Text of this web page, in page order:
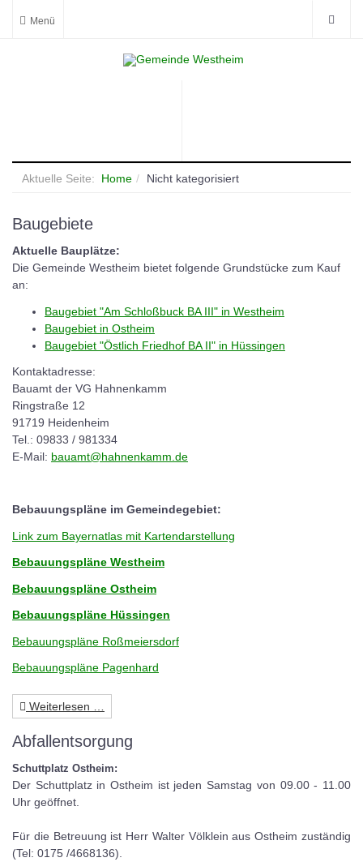
Aktuelle Seite: Home Nicht kategorisiert
Baugebiete
Aktuelle Bauplätze:
Die Gemeinde Westheim bietet folgende Grundstücke zum Kauf
an:
Baugebiet "Am Schloßbuck BA III" in Westheim
Baugebiet in Ostheim
Baugebiet "Östlich Friedhof BA II" in Hüssingen
Kontaktadresse:
Bauamt der VG Hahnenkamm
Ringstraße 12
91719 Heidenheim
Tel.: 09833 / 981334
E-Mail: bauamt@hahnenkamm.de
Bebauungspläne im Gemeindegebiet:
Link zum Bayernatlas mit Kartendarstellung
Bebauungspläne Westheim
Bebauungspläne Ostheim
Bebauungspläne Hüssingen
Bebauungspläne Roßmeiersdorf
Bebauungspläne Pagenhard
Weiterlesen …
Abfallentsorgung
Schuttplatz Ostheim:
Der Schuttplatz in Ostheim ist jeden Samstag von 09.00 - 11.00
Uhr geöffnet.
Für die Betreuung ist Herr Walter Völklein aus Ostheim zuständig
(Tel: 0175 /4668136).